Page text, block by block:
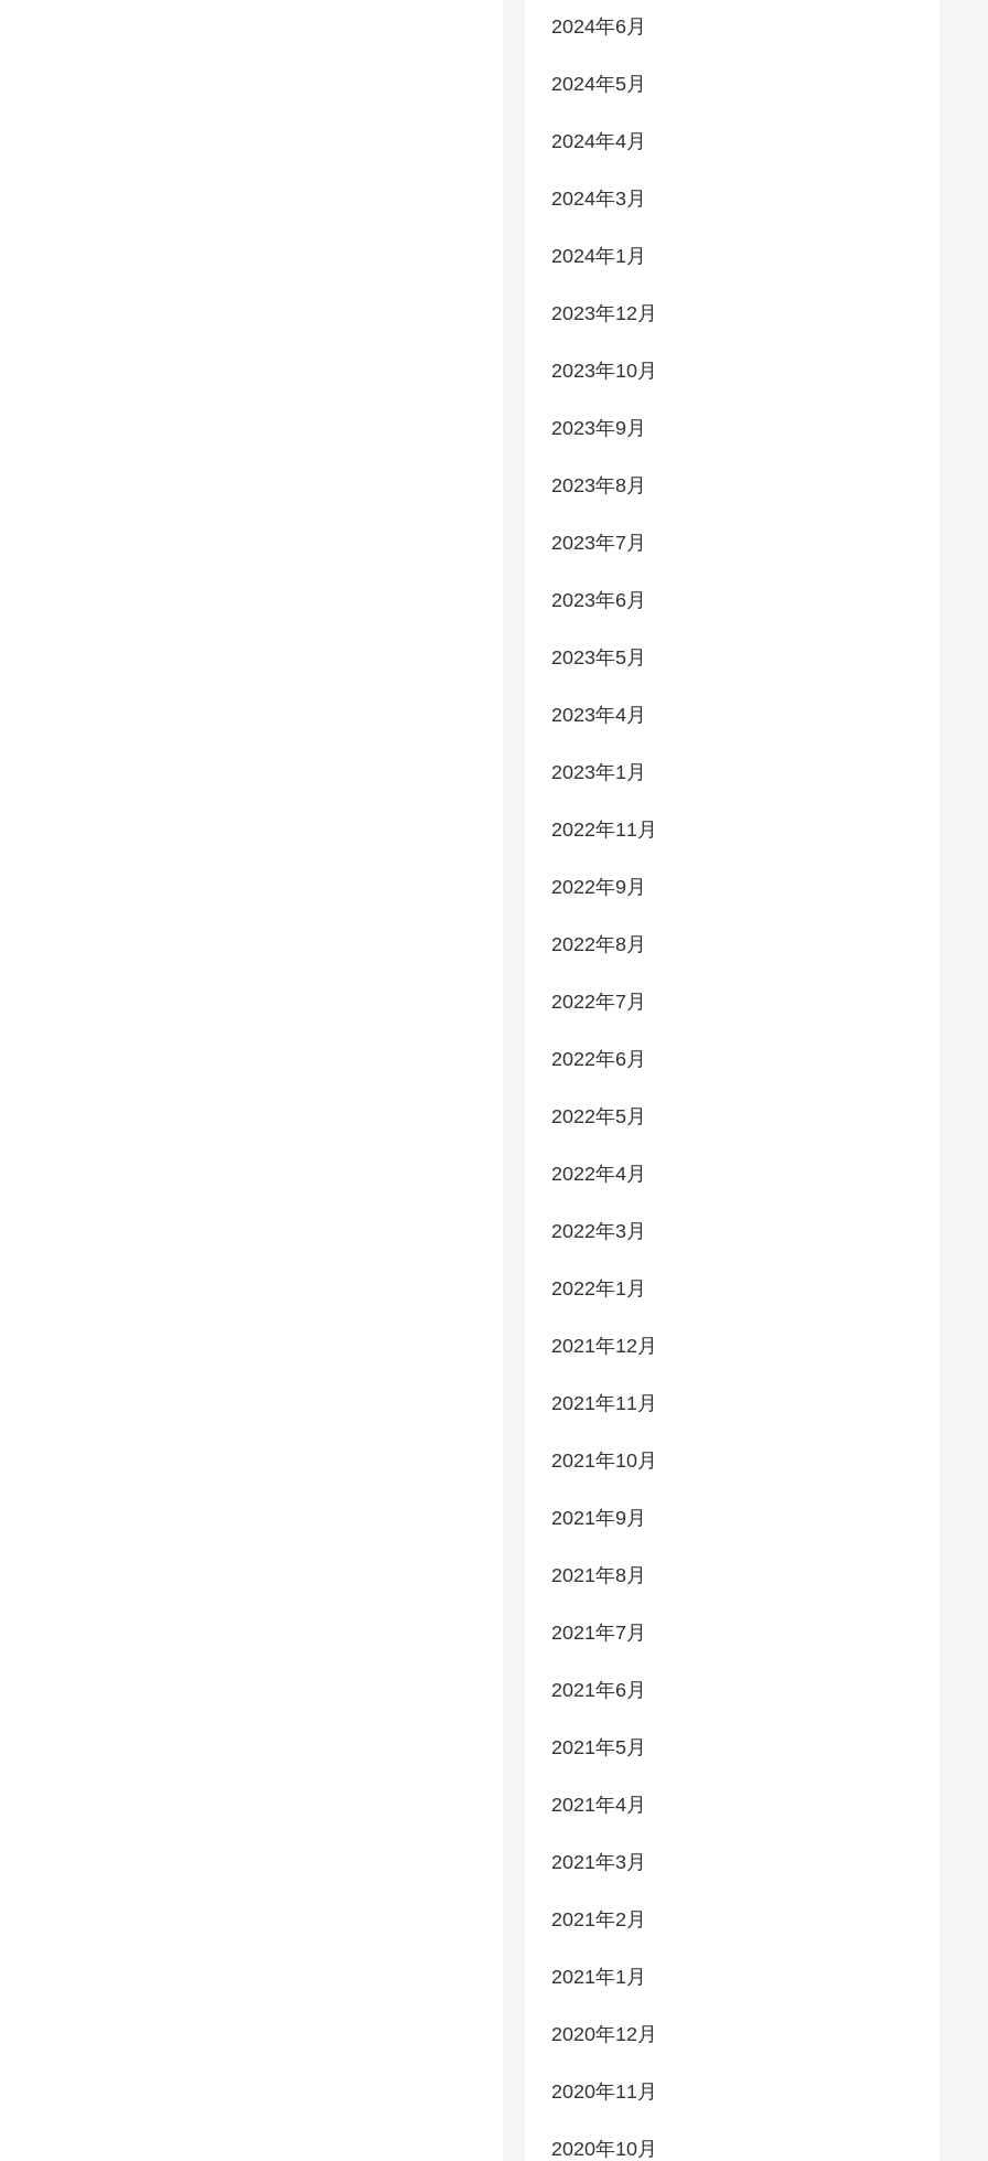
2024年6月
2024年5月
2024年4月
2024年3月
2024年1月
2023年12月
2023年10月
2023年9月
2023年8月
2023年7月
2023年6月
2023年5月
2023年4月
2023年1月
2022年11月
2022年9月
2022年8月
2022年7月
2022年6月
2022年5月
2022年4月
2022年3月
2022年1月
2021年12月
2021年11月
2021年10月
2021年9月
2021年8月
2021年7月
2021年6月
2021年5月
2021年4月
2021年3月
2021年2月
2021年1月
2020年12月
2020年11月
2020年10月